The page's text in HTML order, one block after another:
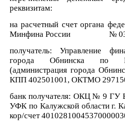
реквизитам:
на расчетный счет органа
Минфина России №
получатель: Управление
города Обнинска по
(администрация города
КПП 402501001, ОКТМО
банк получателя: ОКЦ № 9 ГУ
УФК по Калужской области г.
кор/счет